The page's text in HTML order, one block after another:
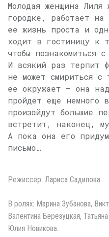
Молодая женщина Лиля
городке, работает на
ее жизнь проста и
ходит в гостиницу к
чтобы познакомиться
И всякий раз терпит
не может смириться с
ее окружает — она
пройдет еще немного
произойдут большие
встретит, наконец,
А пока она его
письмо…
Режиссер: Лариса Садилова.
В ролях: Марина Зубанова,
Валентина Березуцкая,
Юлия Новикова..